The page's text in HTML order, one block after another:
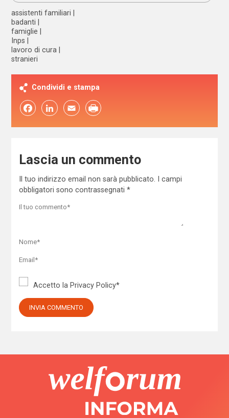
assistenti familiari
badanti
famiglie
Inps
lavoro di cura
stranieri
Condividi e stampa
FacebookLinkedIn Email
Lascia un commento
Il tuo indirizzo email non sarà pubblicato.
I campi
obbligatori sono contrassegnati *
Accetto la Privacy Policy*